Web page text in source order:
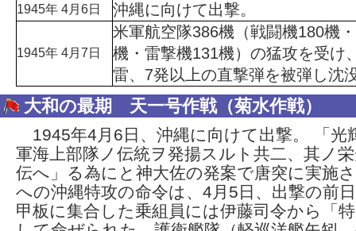
1945年 4月6日 沖縄に向けて出撃。
1945年 4月7日
米軍航空隊386機（戦闘機180機
機・雷撃機131機）の猛攻を受け
雷、7発以上の直撃弾を被弾し沈
大和の最期 天一号作戦（菊水作戦）
1945年4月6日、沖縄に向けて出撃。 「光
軍海上部隊ノ伝統ヲ発揚スルト共二、其ノ
伝へ」る為にと神大佐の発案で唐突に実施
への沖縄特攻の命令は、4月5日、出撃の前
甲板に集合した乗組員には伊藤司令から「